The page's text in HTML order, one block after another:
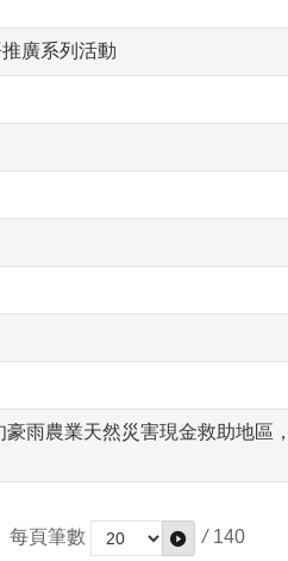
廣系列活動
雨農業天然災害現金救助地區，
每頁筆數 / 140